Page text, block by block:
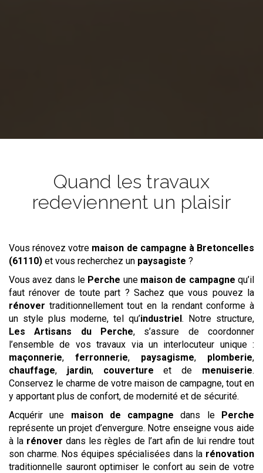
Quand les travaux
redeviennent un plaisir
Vous rénovez votre maison de campagne à Bretoncelles
(61110) et vous recherchez un paysagiste ?
Vous avez dans le Perche une maison de campagne qu’il
faut rénover de toute part ? Sachez que vous pouvez la
rénover traditionnellement tout en la rendant conforme à
un style plus moderne, tel qu’industriel. Notre structure,
Les Artisans du Perche, s’assure de coordonner
l’ensemble de vos travaux via un interlocuteur unique :
maçonnerie, ferronnerie, paysagisme, plomberie,
chauffage, jardin, couverture et de menuiserie.
Conservez le charme de votre maison de campagne, tout en
y apportant plus de confort, de modernité et de sécurité.
Acquérir une maison de campagne dans le Perche
représente un projet d’envergure. Notre enseigne vous aide
à la rénover dans les règles de l’art afin de lui rendre tout
son charme. Nos équipes spécialisées dans la rénovation
traditionnelle sauront optimiser le confort au sein de votre